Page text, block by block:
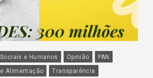
e Humanos Opinião
PAN
Alimentação Transparência